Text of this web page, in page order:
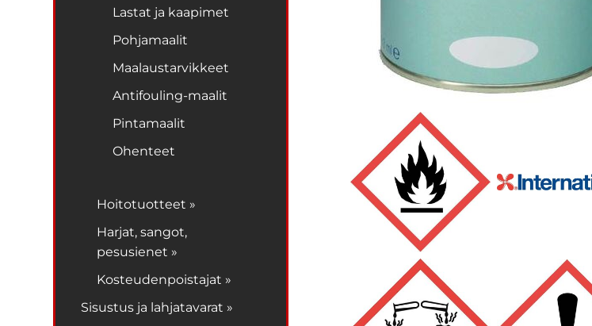
Lastat ja kaapimet
Pohjamaalit
Maalaustarvikkeet
Antifouling-maalit
Pintamaalit
Ohenteet
Hoitotuotteet »
Harjat, sangot,
pesusienet »
Kosteudenpoistajat »
Sisustus ja lahjatavarat »